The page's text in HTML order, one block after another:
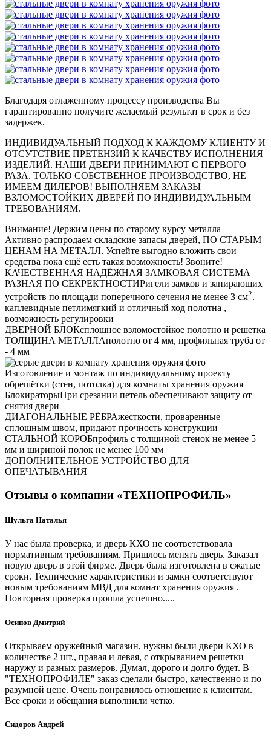
Благодаря отлаженному процессу производства Вы
гарантированно получите желаемый результат в срок и без
задержек.
ИНДИВИДУАЛЬНЫЙ ПОДХОД К КАЖДОМУ КЛИЕНТУ И
ОТСУТСТВИЕ ПРЕТЕНЗИЙ К КАЧЕСТВУ ИСПОЛНЕНИЯ
ИЗДЕЛИЙ. НАШИ ДВЕРИ ПРИНИМАЮТ С ПЕРВОГО
РАЗА. ТОЛЬКО СОБСТВЕННОЕ ПРОИЗВОДСТВО, НЕ
ИМЕЕМ ДИЛЕРОВ! ВЫПОЛНЯЕМ ЗАКАЗЫ
ВЗЛОМОСТОЙКИХ ДВЕРЕЙ ПО ИНДИВИДУАЛЬНЫМ
ТРЕБОВАНИЯМ.
Внимание! Держим цены по старому курсу металла
Активно распродаем складские запасы дверей, ПО СТАРЫМ
ЦЕНАМ НА МЕТАЛЛ. Успейте выгодно вложить свои
средства пока ещё есть такая возможность! Звоните!
КАЧЕСТВЕННАЯ НАДЁЖНАЯ ЗАМКОВАЯ СИСТЕМА
РАЗНАЯ ПО СЕКРЕКТНОСТИРигели замков и запирающих
устройств по площади поперечного сечения не менее 3 см2.
каплевидные петлимягкий и отличный ход полотна ,
возможность регулировки
ДВЕРНОЙ БЛОКсплошное взломостойкое полотно и решетка
ТОЛЩИНА МЕТАЛЛАполотно от 4 мм, профильная труба от
- 4 мм
Изготовление и монтаж по индивидуальному проекту
обрешётки (стен, потолка) для комнаты хранения оружия
БлокираторыПри срезании петель обеспечивают защиту от
снятия двери
ДИАГОНАЛЬНЫЕ РЁБРАжесткости, проваренные
сплошным швом, придают прочность конструкции
СТАЛЬНОЙ КОРОБпрофиль с толщиной стенок не менее 5
мм и шириной полок не менее 100 мм
ДОПОЛНИТЕЛЬНОЕ УСТРОЙСТВО ДЛЯ
ОПЕЧАТЫВАНИЯ
Отзывы о компании «ТЕХНОПРОФИЛЬ»
Шульга Наталья
У нас была проверка, и дверь КХО не соответствовала
нормативным требованиям. Пришлось менять дверь. Заказал
новую дверь в этой фирме. Дверь была изготовлена в сжатые
сроки. Технические характеристики и замки соответствуют
новым требованиям МВД для комнат хранения оружия .
Повторная проверка прошла успешно.....
Осипов Дмитрий
Открываем оружейный магазин, нужны были двери КХО в
количестве 2 шт., правая и левая, с открыванием решетки
наружу и разных размеров. Думал, дорого и долго будет. В
"ТЕХНОПРОФИЛЕ" заказ сделали быстро, качественно и по
разумной цене. Очень понравилось отношение к клиентам.
Все сроки и обещания выполнили четко.
Сидоров Андрей